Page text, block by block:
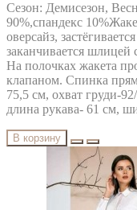
Сезон: Демисезон,
90%,спандекс
оверсайз,
заканчивается
На полочках жакета
клапаном. Спинка
75,5 см, охват груди-
длина рукава- 61 см,
В корзину